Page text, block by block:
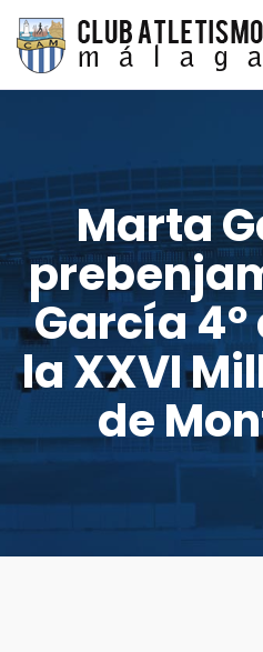
Marta
García
la XXVI
de